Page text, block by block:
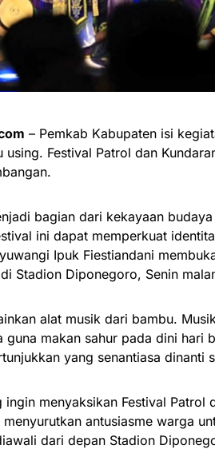
– Pemkab Kabupaten isi
Festival Patrol dan
bagian dari kekayaan
ini dapat memperkuat
Ipuk Fiestiandani
di Stadion Diponegoro, Senin
alat musik dari bambu.
makan sahur pada dini hari
yang senantiasa dinanti
menyaksikan Festival Patrol
antusiasme warga
dari depan Stadion